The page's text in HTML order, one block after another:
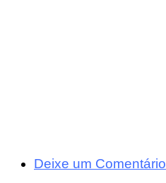
Deixe um Comentário